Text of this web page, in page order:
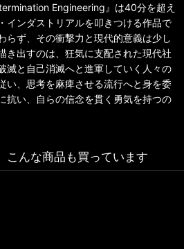
Engineering』は40分を超え
インダストリアルを叩きつける作品で
らず、その衝撃力と現代的意義は少し
き出すのは、狂気に支配された現代社
滅と自己消滅へと進軍していく人々の
い、思考を麻痺させる流行へと身を委
抗い、自らの信念を貫く勇気を持つの
こんな商品も買っています